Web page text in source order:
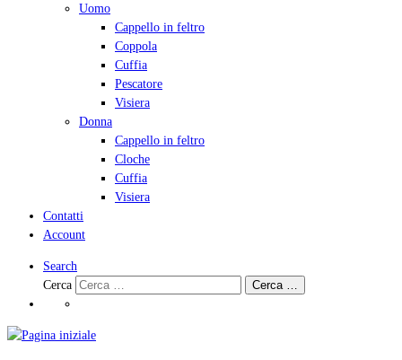
Uomo
Cappello in feltro
Coppola
Cuffia
Pescatore
Visiera
Donna
Cappello in feltro
Cloche
Cuffia
Visiera
Contatti
Account
Search
Cerca
Cerca …